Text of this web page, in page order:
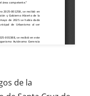
de la